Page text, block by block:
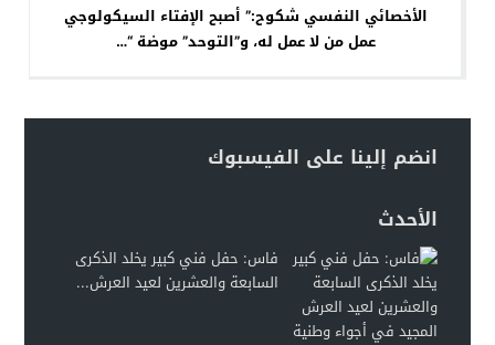
الأخصائي النفسي شكوح:” أصبح الإفتاء السيكولوجي
عمل من لا عمل له، و”التوحد” موضة “…
انضم إلينا على الفيسبوك
الأحدث
فاس: حفل فني كبير يخلد الذكرى
السابعة والعشرين لعيد العرش...